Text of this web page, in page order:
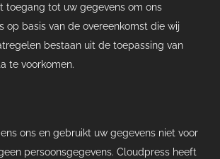
toegang tot uw gegevens om ons
op basis van de overeenkomst die wij
bestaan uit de toepassing van
te voorkomen.
ons en gebruikt uw gegevens niet voor
persoonsgegevens. Cloudpress heeft